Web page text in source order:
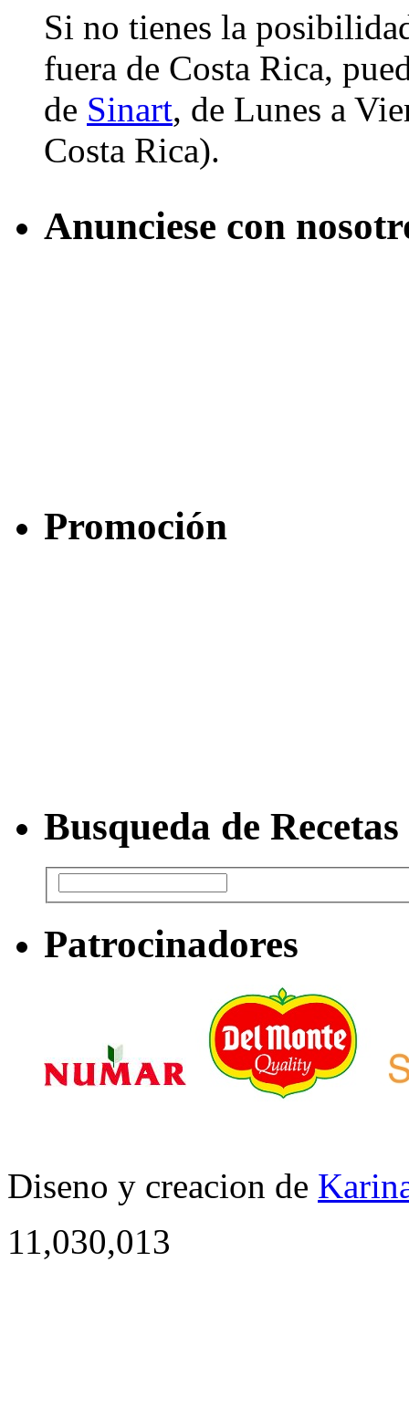
Si no tienes la
fuera de Costa Rica,
de Sinart, de Lunes a
Costa Rica).
Anunciese con
Promoción
Busqueda de Recetas
Patrocinadores
Diseno y creacion de
11,030,013